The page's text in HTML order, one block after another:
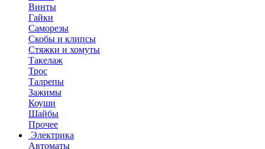
Винты
Гайки
Саморезы
Скобы и клипсы
Стяжки и хомуты
Такелаж
Трос
Талрепы
Зажимы
Коуши
Шайбы
Прочее
Электрика
Автоматы